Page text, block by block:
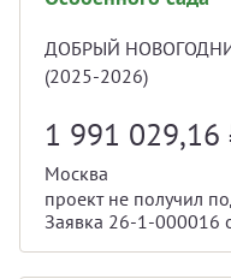
ДОБРЫЙ
(2025-2026)
1 991 029,16
Москва
проект не получил
Заявка 26-1-000016